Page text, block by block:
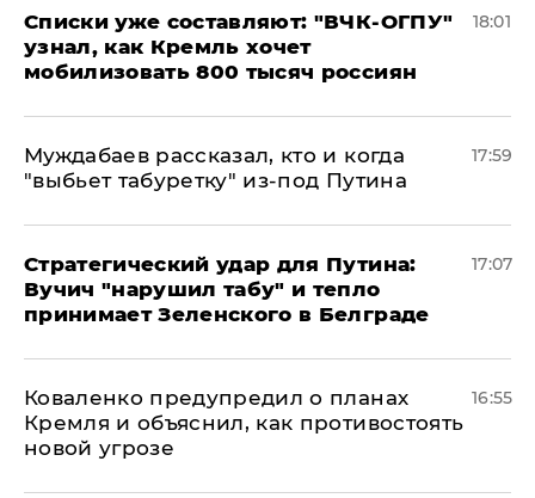
Списки уже составляют: "ВЧК-ОГПУ"
узнал, как Кремль хочет
мобилизовать 800 тысяч россиян
18:01
Муждабаев рассказал, кто и когда
"выбьет табуретку" из-под Путина
17:59
Стратегический удар для Путина:
Вучич "нарушил табу" и тепло
принимает Зеленского в Белграде
17:07
Коваленко предупредил о планах
Кремля и объяснил, как противостоять
новой угрозе
16:55